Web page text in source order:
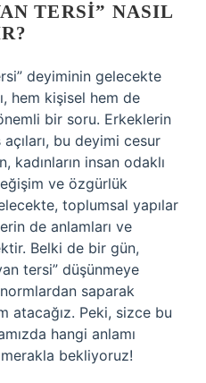
TERSI” NASIL
deyiminin gelecekte
hem kişisel hem de
bir soru. Erkeklerin
bu deyimi cesur
kadınların insan odaklı
ve özgürlük
toplumsal yapılar
de anlamları ve
Belki de bir gün,
tersi” düşünmeye
saparak
atacağız. Peki, sizce bu
hangi anlamı
merakla bekliyoruz!